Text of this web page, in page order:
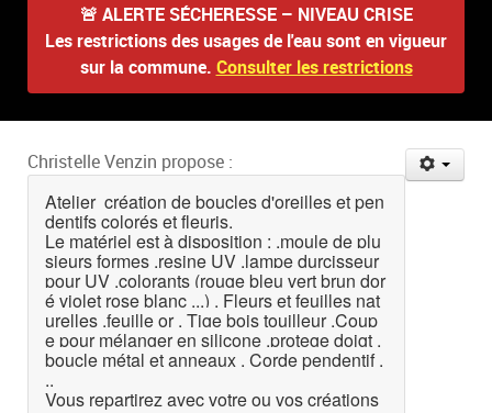
🚨 ALERTE SÉCHERESSE – NIVEAU CRISE
Les restrictions des usages de l'eau sont en vigueur
sur la commune. Consulter les restrictions
Christelle Venzin propose :
Atelier création de boucles d'oreilles et pen
dentifs colorés et fleuris.
Le matériel est à disposition : .moule de plu
sieurs formes .resine UV .lampe durcisseur
pour UV .colorants (rouge bleu vert brun dor
é violet rose blanc ...) . Fleurs et feuilles nat
urelles .feuille or . Tige bois touilleur .Coup
e pour mélanger en silicone .protege doigt .
boucle métal et anneaux . Corde pendentif .
..
Vous repartirez avec votre ou vos créations